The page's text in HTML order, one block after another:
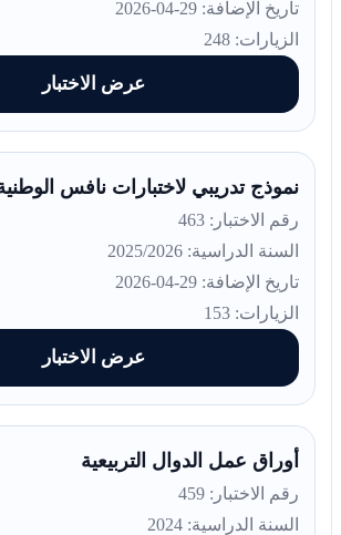
تاريخ الإضافة: 29-04-2026
الزيارات: 248
عرض الاختبار
نموذج تدريبي لاختبارات نافس الوطنية
رقم الاختبار: 463
السنة الدراسية: 2025/2026
تاريخ الإضافة: 29-04-2026
الزيارات: 153
عرض الاختبار
أوراق عمل الدوال التربيعية
رقم الاختبار: 459
السنة الدراسية: 2024